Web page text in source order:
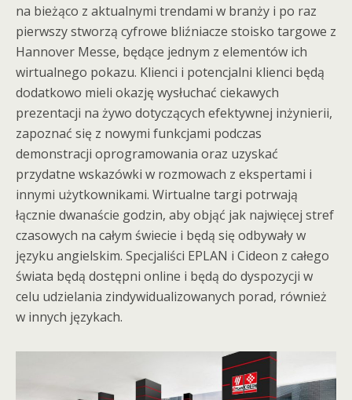
na bieżąco z aktualnymi trendami w branży i po raz
pierwszy stworzą cyfrowe bliźniacze stoisko targowe z
Hannover Messe, będące jednym z elementów ich
wirtualnego pokazu. Klienci i potencjalni klienci będą
dodatkowo mieli okazję wysłuchać ciekawych
prezentacji na żywo dotyczących efektywnej inżynierii,
zapoznać się z nowymi funkcjami podczas
demonstracji oprogramowania oraz uzyskać
przydatne wskazówki w rozmowach z ekspertami i
innymi użytkownikami. Wirtualne targi potrwają
łącznie dwanaście godzin, aby objąć jak najwięcej stref
czasowych na całym świecie i będą się odbywały w
języku angielskim. Specjaliści EPLAN i Cideon z całego
świata będą dostępni online i będą do dyspozycji w
celu udzielania zindywidualizowanych porad, również
w innych językach.